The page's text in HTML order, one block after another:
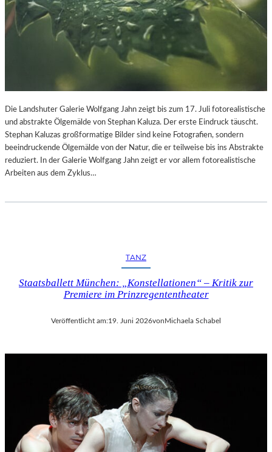
Die Landshuter Galerie Wolfgang Jahn zeigt bis zum 17. Juli fotorealistische
und abstrakte Ölgemälde von Stephan Kaluza. Der erste Eindruck täuscht.
Stephan Kaluzas großformatige Bilder sind keine Fotografien, sondern
beeindruckende Ölgemälde von der Natur, die er teilweise bis ins Abstrakte
reduziert. In der Galerie Wolfgang Jahn zeigt er vor allem fotorealistische
Arbeiten aus dem Zyklus…
TANZ
Staatsballett München: „Konstellationen“ – Kritik zur
Premiere im Prinzregententheater
Veröffentlicht am:19. Juni 2026vonMichaela Schabel